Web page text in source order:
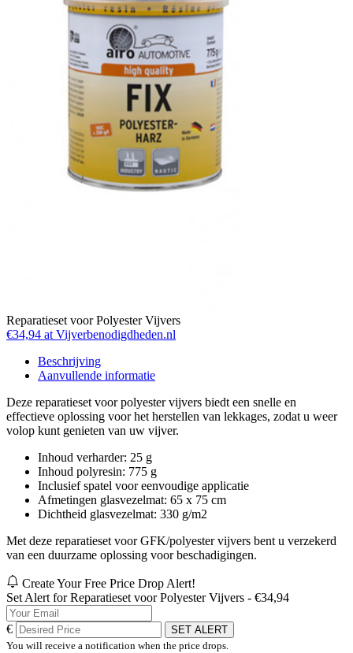
Reparatieset voor Polyester Vijvers
€34,94 at Vijverbenodigdheden.nl
Beschrijving
Aanvullende informatie
Deze reparatieset voor polyester vijvers biedt een snelle en
effectieve oplossing voor het herstellen van lekkages, zodat u weer
volop kunt genieten van uw vijver.
Inhoud verharder: 25 g
Inhoud polyresin: 775 g
Inclusief spatel voor eenvoudige applicatie
Afmetingen glasvezelmat: 65 x 75 cm
Dichtheid glasvezelmat: 330 g/m2
Met deze reparatieset voor GFK/polyester vijvers bent u verzekerd
van een duurzame oplossing voor beschadigingen.
Create Your Free Price Drop Alert!
Set Alert for Reparatieset voor Polyester Vijvers - €34,94
€
SET ALERT
You will receive a notification when the price drops.